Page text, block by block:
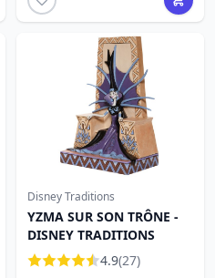
Disney Traditions
YZMA SUR SON TRÔNE -
DISNEY TRADITIONS
4.9(27)